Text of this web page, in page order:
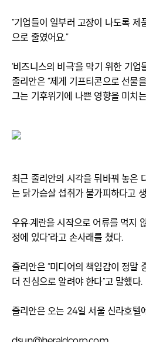
“기업들이 일부러 고장이 나도록
으로 줄였어요.”
‘비즈니스의 비극’을 막기 위한 기
줄리안은 “제게 기프티콘으로 선물
그는 기후위기에 나쁜 영향을 미치
최근 줄리안의 시각을 뒤바꿔 놓은
는 닭가슴살 섭취가 불가피하다고
우유·계란을 시작으로 어류를 먹지
정에 있다”라고 손사래를 쳤다.
줄리안은 “미디어의 책임감이 정말
더 진심으로 알려야 한다”고 말했다.
줄리안은 오는 24일 서울 신라호텔